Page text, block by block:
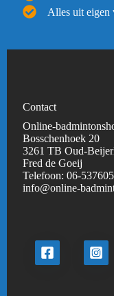
Alles uit eigen
Contact
Online-
Bosschenhoek 20
3261 TB Oud-
Fred de Goeij
Telefoon:06-
info@online-